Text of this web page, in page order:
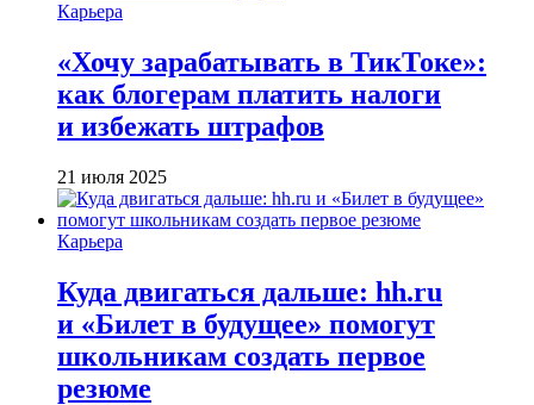
Карьера
«Хочу зарабатывать в ТикТоке»:
как блогерам платить налоги
и избежать штрафов
21 июля 2025
Карьера
Куда двигаться дальше: hh.ru
и «Билет в будущее» помогут
школьникам создать первое
резюме